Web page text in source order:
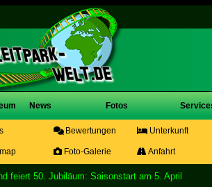
News Fotos
Bewertungen Unterkunft
Foto-Galerie Anfahrt
feiert 50. Jubiläum: Saisonstart am 5. April